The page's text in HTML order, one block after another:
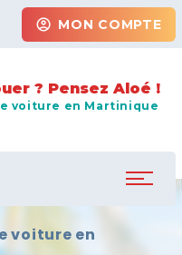
account_circle MON COMPTE
? Pensez Aloé !
voiture en Martinique
voiture en